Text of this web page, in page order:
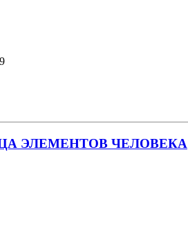
ЭЛЕМЕНТОВ ЧЕЛОВЕКА